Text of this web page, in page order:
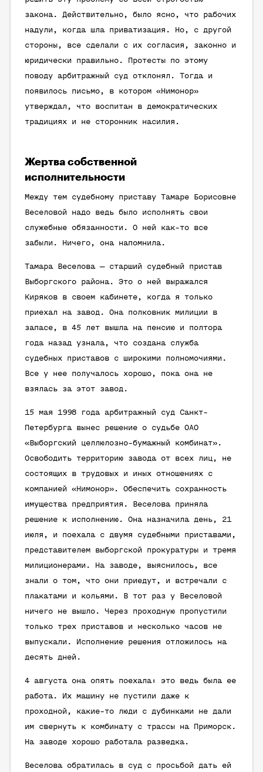
закона. Действительно, было ясно, что рабочих
надули, когда шла приватизация. Но, с другой
стороны, все сделали с их согласия, законно и
юридически правильно. Протесты по этому
поводу арбитражный суд отклонял. Тогда и
появилось письмо, в котором «Нимонор»
утверждал, что воспитан в демократических
традициях и не сторонник насилия.
Жертва собственной
исполнительности
Между тем судебному приставу Тамаре Борисовне
Веселовой надо ведь было исполнять свои
служебные обязанности. О ней как-то все
забыли. Ничего, она напомнила.
Тамара Веселова — старший судебный пристав
Выборгского района. Это о ней выражался
Киряков в своем кабинете, когда я только
приехал на завод. Она полковник милиции в
запасе, в 45 лет вышла на пенсию и полтора
года назад узнала, что создана служба
судебных приставов с широкими полномочиями.
Все у нее получалось хорошо, пока она не
взялась за этот завод.
15 мая 1998 года арбитражный суд Санкт-
Петербурга вынес решение о судьбе ОАО
«Выборгский целлюлозно-бумажный комбинат».
Освободить территорию завода от всех лиц, не
состоящих в трудовых и иных отношениях с
компанией «Нимонор». Обеспечить сохранность
имущества предприятия. Веселова приняла
решение к исполнению. Она назначила день, 21
июля, и поехала с двумя судебными приставами,
представителем выборгской прокуратуры и тремя
милиционерами. На заводе, выяснилось, все
знали о том, что они приедут, и встречали с
плакатами и кольями. В тот раз у Веселовой
ничего не вышло. Через проходную пропустили
только трех приставов и несколько часов не
выпускали. Исполнение решения отложилось на
десять дней.
4 августа она опять поехала: это ведь была ее
работа. Их машину не пустили даже к
проходной, какие-то люди с дубинками не дали
им свернуть к комбинату с трассы на Приморск.
На заводе хорошо работала разведка.
Веселова обратилась в суд с просьбой дать ей